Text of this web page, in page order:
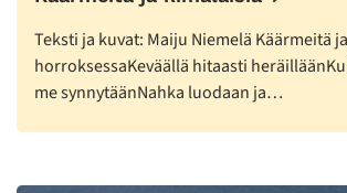
Teksti ja kuvat: Maiju Niemelä Käärmeitä
horroksessaKeväällä hitaasti
me synnytäänNahka luodaan ja…